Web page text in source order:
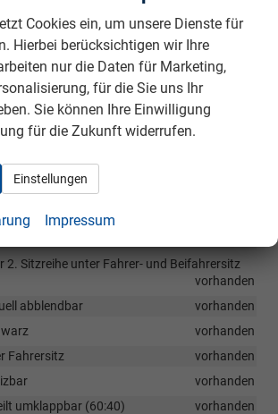
vorhanden
Gepäcknetz
vorhanden
vorhanden
hellgrau
vorhanden
beleuchtetem Make-up Spiegel für Fahrer
vorne
2. Sitzreihe unter Fahrer- und Beifahrersitz
vorhanden
abblendbar
vorhanden
vorhanden
Fahrersitz
vorhanden
vorhanden
umklappbar (60:40)
vorhanden
Cookies ein, um unsere Dienste für
Hierbei berücksichtigen wir Ihre
nur die Daten für Marketing,
für die Sie uns Ihr
Sie können Ihre Einwilligung
für die Zukunft widerrufen.
Einstellungen
Impressum